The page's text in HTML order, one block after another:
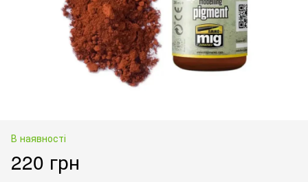
В наявності
220 грн